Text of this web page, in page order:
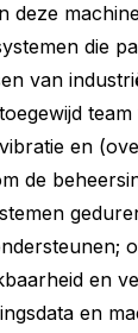
deze
die
van
en
de
en
en